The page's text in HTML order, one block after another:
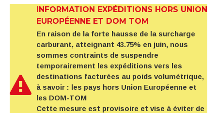
INFORMATION EXPÉDITIONS HORS UNION
EUROPÉENNE ET DOM TOM
En raison de la forte hausse de la surcharge
carburant, atteignant 43.75% en juin, nous
sommes contraints de suspendre
temporairement les expéditions vers les
destinations facturées au poids volumétrique,
à savoir : les pays hors Union Européenne et
les DOM-TOM
Cette mesure est provisoire et vise à éviter de